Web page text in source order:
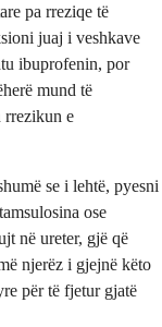
pa rreziqe të
juaj i veshkave
ibuprofenin, por
mund të
rrezikun e
se i lehtë, pyesni
ose
në ureter, gjë që
njerëz i gjejnë këto
për të fjetur gjatë